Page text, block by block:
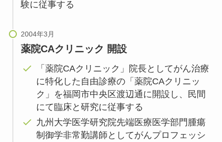
験に従事する
薬院CAクリニック 開設
「薬院CAクリニック」院長としてがん治療
に特化した自由診療の「薬院CAクリニッ
ク」を福岡市中央区渡辺通に開設し、民間
にて臨床と研究に従事する
九州大学医学研究院先端医療医学部門腫瘍
制御学非常勤講師としてがんプロフェッシ